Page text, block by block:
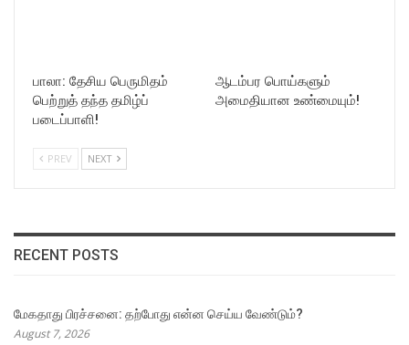
பாலா: தேசிய பெருமிதம்
பெற்றுத் தந்த தமிழ்ப்
படைப்பாளி!
ஆடம்பர பொய்களும்
அமைதியான உண்மையும்!
PREV NEXT
RECENT POSTS
மேகதாது பிரச்சனை: தற்போது என்ன செய்ய வேண்டும்?
August 7, 2026